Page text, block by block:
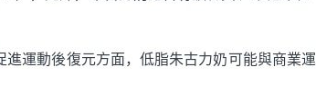
運動後復元方面，低脂朱古力奶可能與商業運